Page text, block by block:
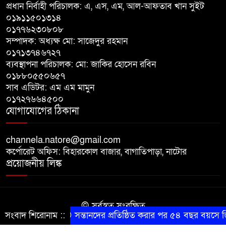
রাণীশংকৈলে আন্তর্জাতিক আদিবাসী
নাটোরে আন্তর্জাতিক আদিবাসী দিবস
পালিত
প্রধান নির্বাহী পরিচালক: এ, এস, এম, আল-আফতাব খান সুইট
০১৯১১৫০১৩১৪
০১৭৭৬২৩০৮০৮
সম্পাদক: অধ্যক্ষ মো: সাজেদুর রহমান
০১৭১৩৭৪৬৭২৭
ব্যবস্থাপনা পরিচালক: মো: জাকির হোসেন রবিন
০১৮৮০৫৫০৬৫৭
সাব এডিটর: এম এম মামুন
০১৭২৭৬৬৪৫০০
যোগাযোগের ঠিকানা
channela.natore@gmail.com
কর্পোরেট অফিস: বিহারকোল বাজার, বাগাতিপাড়া, নাটোর
প্রয়োজনীয় লিঙ্ক
© সর্বস্বত্ব সংরক্ষিত
কারিগরি সহযোগিতায় সীমান্ত আইটি
সংবাদ শিরোনাম ::সন্তানদের প্রতিষ্ঠিত করার পর ৫৪ বছর বয়সে